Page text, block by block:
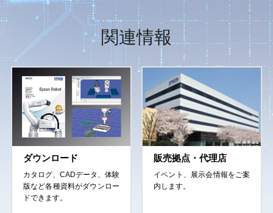
関連情報
ダウンロード
カタログ、CADデータ、体験
版など各種資料がダウンロー
ドできます。
販売拠点・代理店
イベント、展示会情報をご案
内します。